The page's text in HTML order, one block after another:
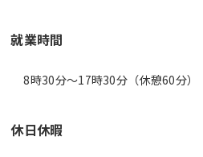
就業時間
8時30分〜17時30分（休憩60分）
休日休暇